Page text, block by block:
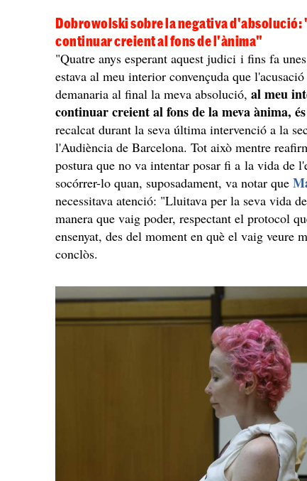
Dobrowolski sobre la negativa d'absolució:
continuar creient al fons de l'ànima"
"Quatre anys esperant aquest judici i fins fa
estava al meu interior convençuda que
demanaria al final la meva absolució,al meu
continuar creient al fons de la meva ànima,
recalcat durant la seva última intervenció a la
l'Audiència de Barcelona. Tot això mentre
postura que no va intentar posar fi a la vida de
socórrer-lo quan, suposadament, va notar que
necessitava atenció: "Lluitava per la seva vida
manera que vaig poder, respectant el protocol
ensenyat, des del moment en què el vaig veure
conclòs.